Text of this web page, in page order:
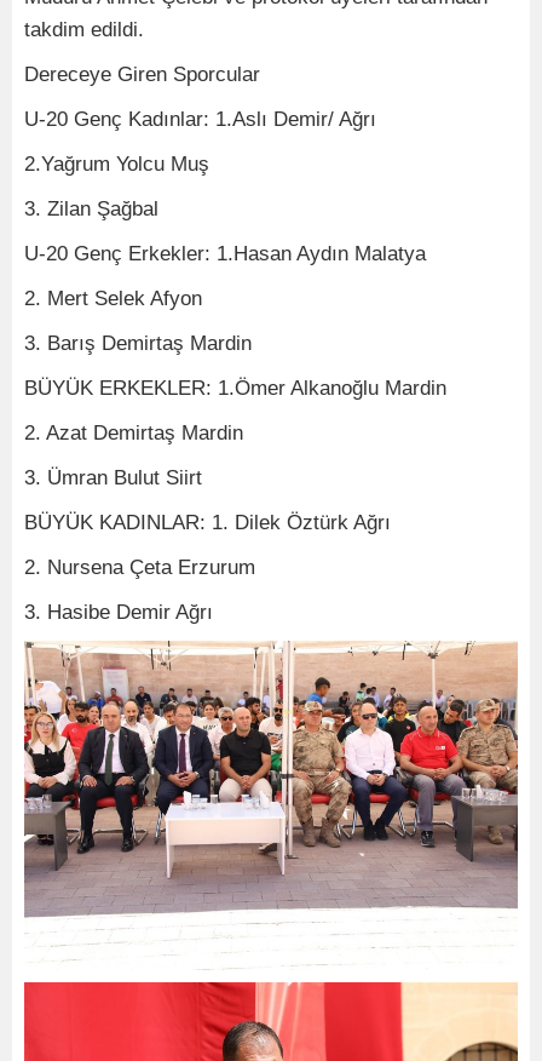
takdim edildi.
Dereceye Giren Sporcular
U-20 Genç Kadınlar: 1.Aslı Demir/ Ağrı
2.Yağrum Yolcu Muş
3. Zilan Şağbal
U-20 Genç Erkekler: 1.Hasan Aydın Malatya
2. Mert Selek Afyon
3. Barış Demirtaş Mardin
BÜYÜK ERKEKLER: 1.Ömer Alkanoğlu Mardin
2. Azat Demirtaş Mardin
3. Ümran Bulut Siirt
BÜYÜK KADINLAR: 1. Dilek Öztürk Ağrı
2. Nursena Çeta Erzurum
3. Hasibe Demir Ağrı